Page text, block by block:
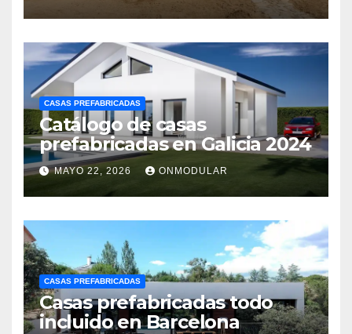
CASAS PREFABRICADAS
Catálogo de casas
prefabricadas en Galicia 2024
MAYO 22, 2026 ONMODULAR
CASAS PREFABRICADAS
Casas prefabricadas todo
incluido en Barcelona